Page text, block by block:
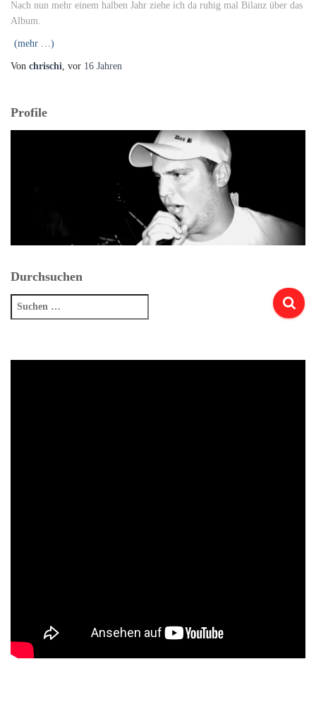
Nach nun mehr einem halben Jahr ziehe ich da ruhig mal Bilanz über das
Album.
(mehr …)
Von chrischi, vor 16 Jahren
Profile
Durchsuchen
Suchen
nach: